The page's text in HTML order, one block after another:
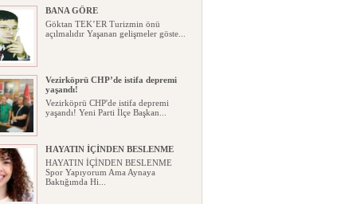
BANA GÖRE
Göktan TEK’ER Turizmin önü
açılmalıdır Yaşanan gelişmeler göste...
Vezirköprü CHP’de istifa depremi
yaşandı!
Vezirköprü CHP'de istifa depremi
yaşandı! Yeni Parti İlçe Başkan...
HAYATIN İÇİNDEN BESLENME
HAYATIN İÇİNDEN BESLENME
Spor Yapıyorum Ama Aynaya
Baktığımda Hi...